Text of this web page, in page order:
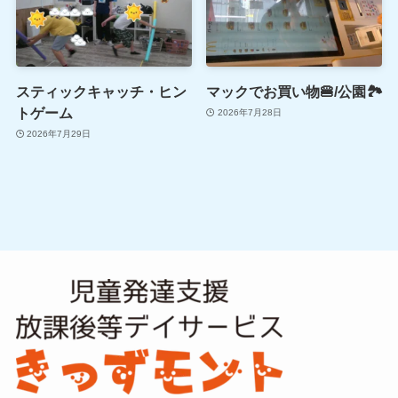
スティックキャッチ・ヒン
トゲーム
2026年7月29日
マックでお買い物🍔/公園🏞
2026年7月28日